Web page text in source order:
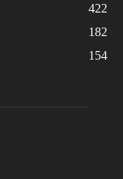
422
182
154